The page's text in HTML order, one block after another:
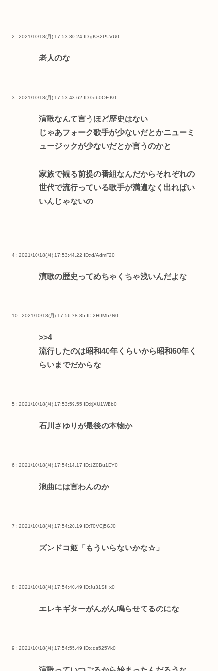
2 : 2021/10/18(月) 17:53:30.24 ID:gKS2PUVU0
老人のな
3 : 2021/10/18(月) 17:53:43.62 ID:0ob0OFIK0
演歌なんて言うほど歴史はない
じゃあフォーク歌手が少ないだとかニューミ
ュージックが少ないだとか言うのかと
家族で観る前提の番組なんだからそれぞれの
世代で流行っている歌手が満遍なく出ればい
いんじゃないの
4 : 2021/10/18(月) 17:53:44.22 ID:fd/AdmF20
演歌の歴史ってめちゃくちゃ浅いんだよな
10 : 2021/10/18(月) 17:56:28.85 ID:2HIfMb7N0
>>4
流行したのは昭和40年くらいから昭和60年く
らいまでだからな
5 : 2021/10/18(月) 17:53:59.55 ID:kjXU1WBb0
石川さゆりが最後の本物か
6 : 2021/10/18(月) 17:54:14.17 ID:1Z0Bu1EY0
浪曲には言わんのか
7 : 2021/10/18(月) 17:54:20.19 ID:T0VCj5GJ0
ズンドコ姫「もういらないかな☆」
8 : 2021/10/18(月) 17:54:40.49 ID:Ju31SfHx0
エレキギターがんがん鳴らせてるのにな
9 : 2021/10/18(月) 17:54:55.49 ID:qqs525Vk0